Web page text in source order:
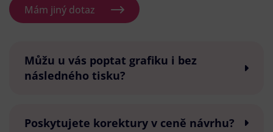
Mám jiný dotaz
Můžu u vás poptat grafiku i bez
následného tisku?
Poskytujete korektury v ceně návrhu?